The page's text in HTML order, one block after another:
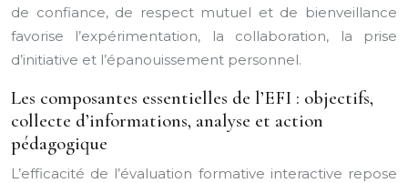
de confiance, de respect mutuel et de bienveillance
favorise l’expérimentation, la collaboration, la prise
d’initiative et l’épanouissement personnel.
Les composantes essentielles de l’EFI : objectifs,
collecte d’informations, analyse et action
pédagogique
L’efficacité de l’évaluation formative interactive repose